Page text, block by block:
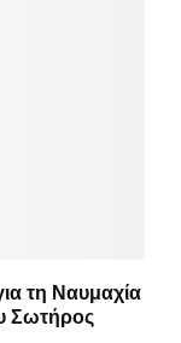
τη Ναυμαχία
Σωτήρος